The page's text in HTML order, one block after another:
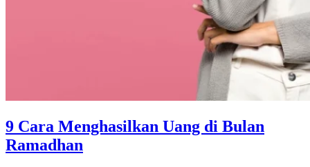
9 Cara Menghasilkan Uang di Bulan
Ramadhan